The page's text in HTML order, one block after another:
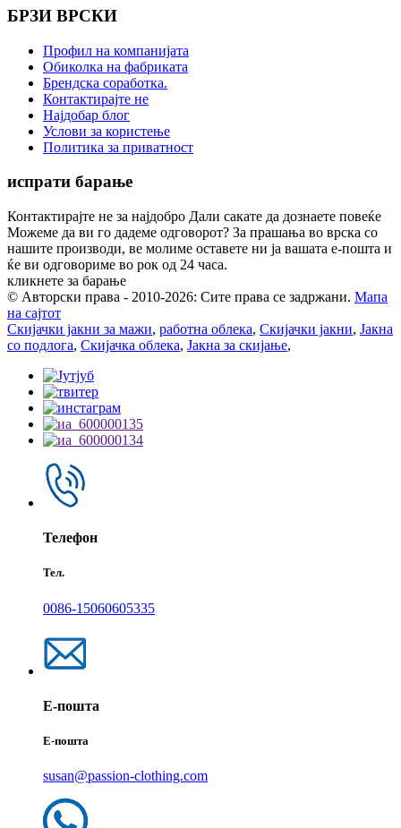
БРЗИ ВРСКИ
Профил на компанијата
Обиколка на фабриката
Брендска соработка.
Контактирајте не
Најдобар блог
Услови за користење
Политика за приватност
испрати барање
Контактирајте не за најдобро Дали сакате да дознаете повеќе
Можеме да ви го дадеме одговорот? За прашања во врска со
нашите производи, ве молиме оставете ни ја вашата е-пошта и
ќе ви одговориме во рок од 24 часа.
кликнете за барање
© Авторски права - 2010-2026: Сите права се задржани. Мапа
на сајтот
Скијачки јакни за мажи, работна облека, Скијачки јакни, Јакна
со подлога, Скијачка облека, Јакна за скијање,
Телефон
Тел.
0086-15060605335
Е-пошта
Е-пошта
susan@passion-clothing.com